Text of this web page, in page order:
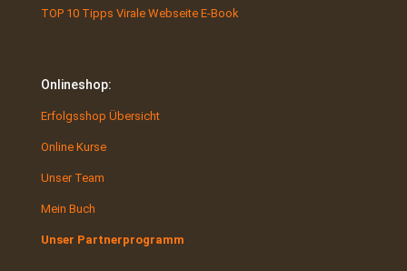
TOP 10 Tipps Virale Webseite E-Book
Onlineshop:
Erfolgsshop Übersicht
Online Kurse
Unser Team
Mein Buch
Unser Partnerprogramm